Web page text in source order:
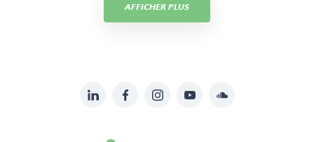
AFFICHER PLUS
LinkedInFacebookInstagramYouTubeSoundcloud